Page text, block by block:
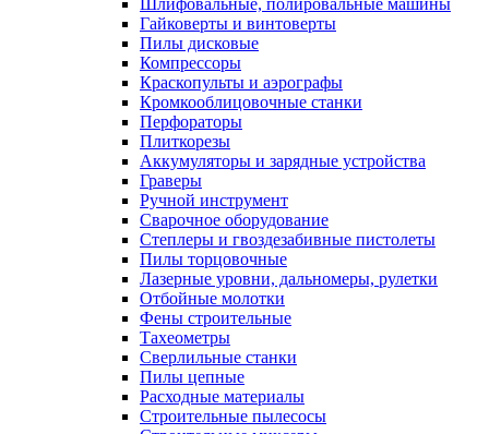
Шлифовальные, полировальные машины
Гайковерты и винтоверты
Пилы дисковые
Компрессоры
Краскопульты и аэрографы
Кромкооблицовочные станки
Перфораторы
Плиткорезы
Аккумуляторы и зарядные устройства
Граверы
Ручной инструмент
Сварочное оборудование
Степлеры и гвоздезабивные пистолеты
Пилы торцовочные
Лазерные уровни, дальномеры, рулетки
Отбойные молотки
Фены строительные
Тахеометры
Сверлильные станки
Пилы цепные
Расходные материалы
Строительные пылесосы